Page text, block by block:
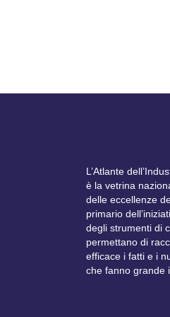
L’Atlante
è la vetrina
delle eccellenze
primario
degli strumenti di
permettano di
efficace i fatti e i
che fanno grande